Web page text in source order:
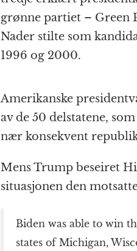
grønne partiet – Green
Nader stilte som
1996 og 2000.
Amerikanske
av de 50 delstatene,
nær konsekvent
Mens Trump beseiret
situasjonen den
Biden was able to win
states of Michigan,